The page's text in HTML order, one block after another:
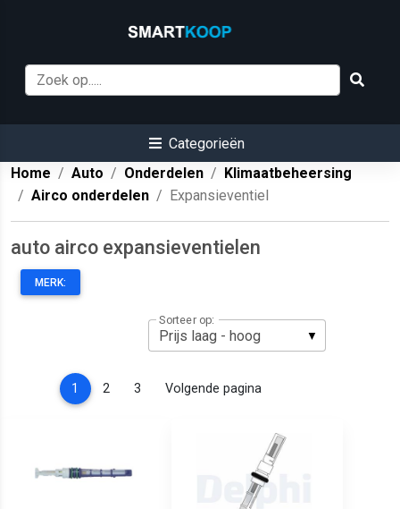
Categorieën
Home
Auto Onderdelen
Klimaatbeheersing
Airco onderdelen
Expansieventiel
auto airco expansieventielen
MERK:
Sorteer op:
1 (current)
2 3 Volgende pagina